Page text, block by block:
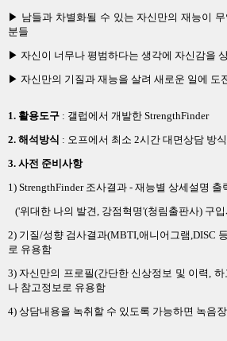
▶ 남들과 차별화될 수 있는 자신만의 재능이 무
분들
▶ 자신이 너무나 평범하다는 생각에 자신감을
▶ 자신만의 기질과 재능을 살려 새로운 일에 도
1. 활용도구 : 갤럽에서 개발한 StrengthFinder
2. 해석방식 : 오프에서 최소 2시간 대면상담 방식
3. 사전 준비사항
1) StrengthFinder 조사결과 - 재능별 상세설명 출
('위대한 나의 발견, 강점혁명'(청림출판사) 구
2) 기질/성향 검사결과(MBTI,애니어그램,DISC
로 유용함
3) 자신만의 프로필(간단한 신상정보 및 이력,
나 참고정보로 유용함
4) 상담내용을 녹취할 수 있도록 가능하면 녹음